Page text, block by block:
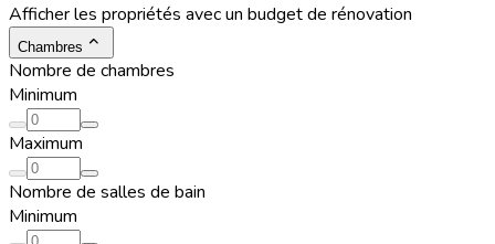
Afficher les propriétés avec un budget de rénovation
Chambres
Nombre de chambres
Minimum
Maximum
Nombre de salles de bain
Minimum